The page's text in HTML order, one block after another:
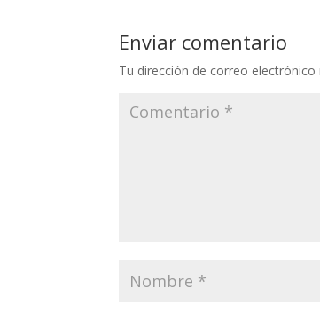
Enviar comentario
Tu dirección de correo electrónico